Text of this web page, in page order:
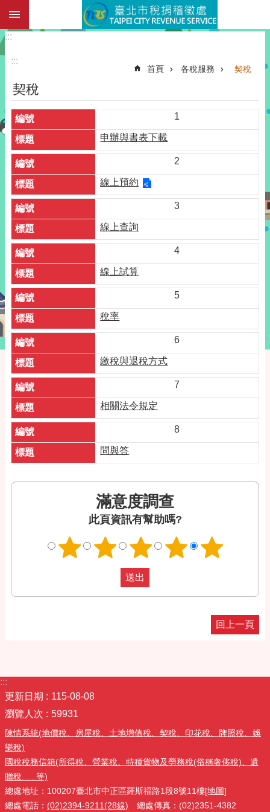
跳到主要內容區塊
:::
:::
首頁 各稅服務 契稅
契稅
1
申辦與書表下載
2
線上預約
3
線上查詢
4
線上試算
5
稅率
6
繳稅與退稅方式
7
相關法令規定
8
問與答
滿意度調查
此頁資訊有幫助嗎?
回上一頁
:::
更新日期
115-08-08
瀏覽人次
59931
陳情系統(地價稅、房屋稅、土地增值稅、契稅、印花稅、牌照稅、娛
樂稅)
國稅稅務信箱(所得稅、營業稅、特種貨物及勞務稅(俗稱奢侈稅)、遺
贈稅......等)
總處地址：100207臺北市中正區羅斯福路1段8號11樓[地圖]
總處電話： (02)2394-9211(28線) 總處傳真：(02)2351-4382